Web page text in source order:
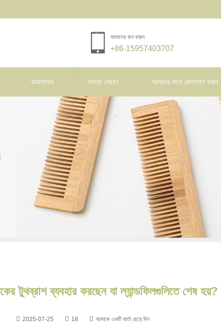
আমাদের কল করুন
+86-15957403707
ডাউনলোড তদন্ত প্রেরণ আমাদের সাথে যোগাযোগ করুন
টুথব্রাশ ব্যবহার করছেন যা ল্যান্ডফিলগুলিতে শেষ হয়?
2025-07-25 18 আমাকে একটি বার্তা ছেড়ে দিন